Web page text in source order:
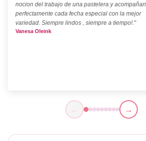
nocion del trabajo de una pastelera y acompañan
perfectamente cada fecha especial con la mejor
variedad. Siempre lindos , siempre a tiempo!."
Vanesa Oleink
← →